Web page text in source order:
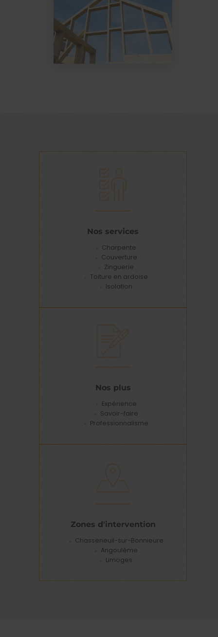
Nos services
Charpente
Couverture
Zinguerie
Toiture en ardoise
Isolation
Nos plus
Expérience
Savoir-faire
Professionnalisme
Zones d'intervention
Chasseneuil-sur-Bonnieure
Angoulême
Limoges